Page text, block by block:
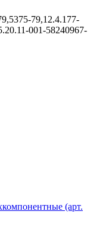
79,12.4.177-
001-58240967-
(арт.